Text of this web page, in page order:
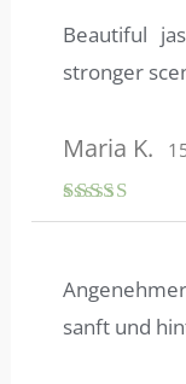
Βαθμολο
5
Maria K.
Beautiful
stronger
sanft und